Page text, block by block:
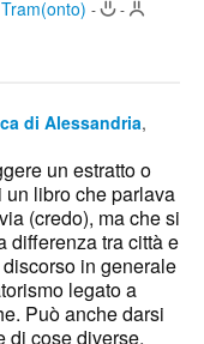
- -
di Alessandria,
un estratto o
libro che parlava
(credo), ma che si
differenza tra città e
in generale
legato a
Può anche darsi
di cose diverse,